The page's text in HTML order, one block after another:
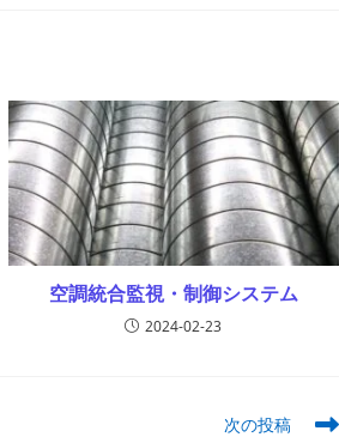
空調統合監視・制御システム
2024-02-23
次の投稿